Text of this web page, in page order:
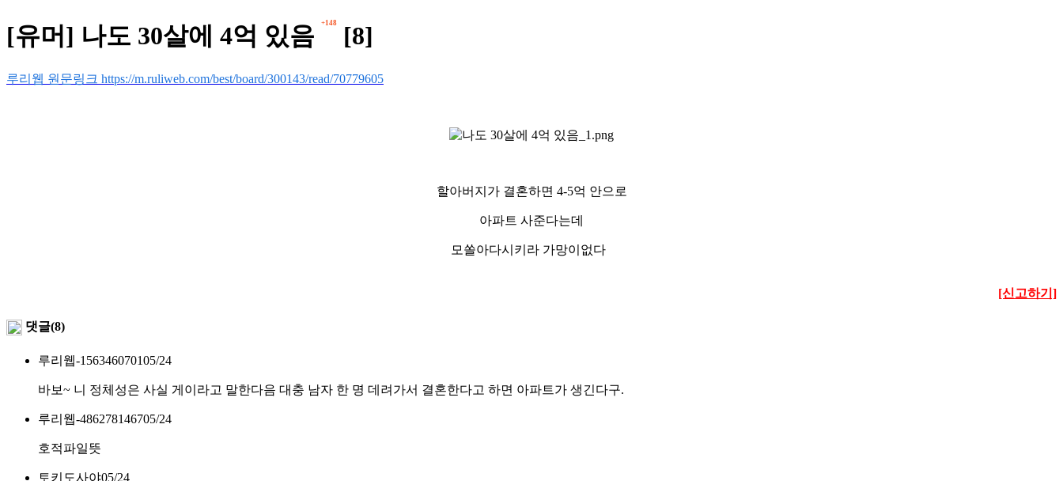
[유머] 나도 30살에 4억 있음 +148 [8]
루리웹 원문링크 https://m.ruliweb.com/best/board/300143/read/70779605
할아버지가 결혼하면 4-5억 안으로
아파트 사준다는데
모쏠아다시키라 가망이없다
[신고하기]
댓글(8)
루리웹-156346070105/24
바보~ 니 정체성은 사실 게이라고 말한다음 대충 남자 한 명 데려가서 결혼한다고 하면 아파트가 생긴다구.
루리웹-486278146705/24
호적파일뜻
토키도사야05/24